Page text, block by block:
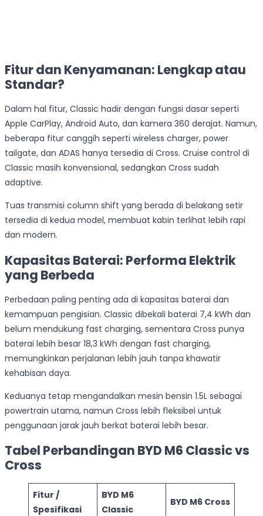
Fitur dan Kenyamanan: Lengkap atau
Standar?
Dalam hal fitur, Classic hadir dengan fungsi dasar seperti
Apple CarPlay, Android Auto, dan kamera 360 derajat. Namun,
beberapa fitur canggih seperti wireless charger, power
tailgate, dan ADAS hanya tersedia di Cross. Cruise control di
Classic masih konvensional, sedangkan Cross sudah
adaptive.
Tuas transmisi column shift yang berada di belakang setir
tersedia di kedua model, membuat kabin terlihat lebih rapi
dan modern.
Kapasitas Baterai: Performa Elektrik
yang Berbeda
Perbedaan paling penting ada di kapasitas baterai dan
kemampuan pengisian. Classic dibekali baterai 7,4 kWh dan
belum mendukung fast charging, sementara Cross punya
baterai lebih besar 18,3 kWh dengan fast charging,
memungkinkan perjalanan lebih jauh tanpa khawatir
kehabisan daya.
Keduanya tetap mengandalkan mesin bensin 1.5L sebagai
powertrain utama, namun Cross lebih fleksibel untuk
penggunaan jarak jauh berkat baterai lebih besar.
Tabel Perbandingan BYD M6 Classic vs
Cross
Fitur /
Spesifikasi
BYD M6
Classic
BYD M6 Cross